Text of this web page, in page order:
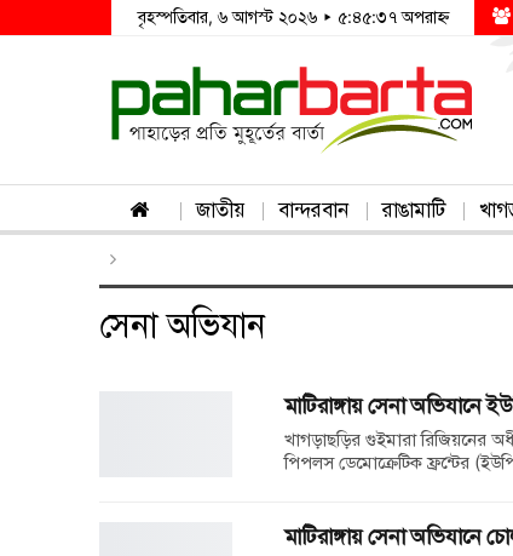
বৃহস্পতিবার, ৬ আগস্ট ২০২৬ ▸ ৫:৪৫:৩৭ অপরাহ্ন
জাতীয় বান্দরবান রাঙামাটি
সেনা অভিযান
মাটিরাঙ্গায় সেনা
খাগড়াছড়ির গুইমারা রিজিয়নের
পিপলস ডেমোক্রেটিক ফ্রন্টের
মাটিরাঙ্গায় সেনা অভিযানে